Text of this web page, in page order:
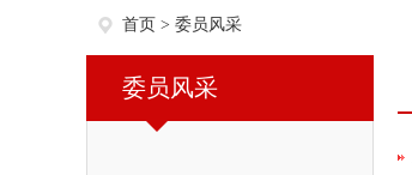
首页 > 委员风采
委员风采